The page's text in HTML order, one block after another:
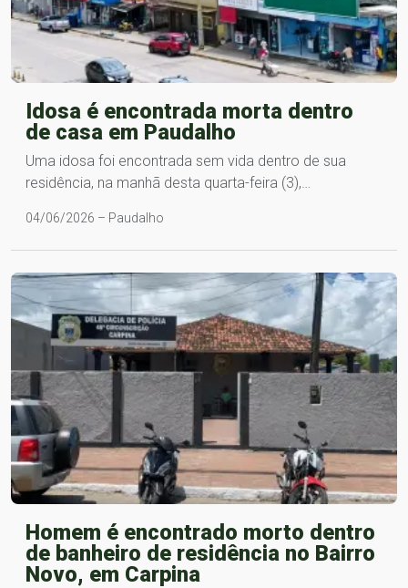
Idosa é encontrada morta dentro
de casa em Paudalho
Uma idosa foi encontrada sem vida dentro de sua
residência, na manhã desta quarta-feira (3),…
04/06/2026 – Paudalho
Homem é encontrado morto dentro
de banheiro de residência no Bairro
Novo, em Carpina